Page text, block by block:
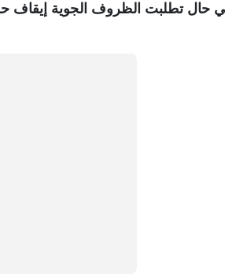
حال تطلبت الظروف الجوية إيقاف